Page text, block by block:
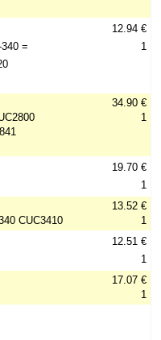
=
12.94 €
1
34.90 €
1
19.70 €
1
CUC3410
13.52 €
1
12.51 €
1
17.07 €
1